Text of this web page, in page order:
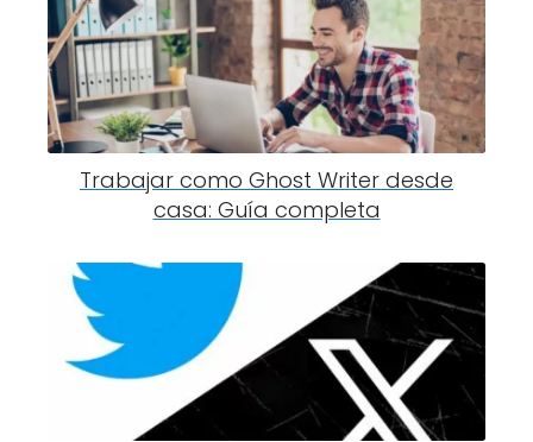
Trabajar como Ghost Writer desde
casa: Guía completa